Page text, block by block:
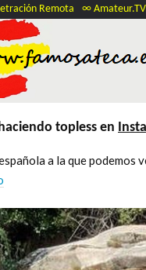
Remota ∞ Amateur.TV
topless en
a la que podemos